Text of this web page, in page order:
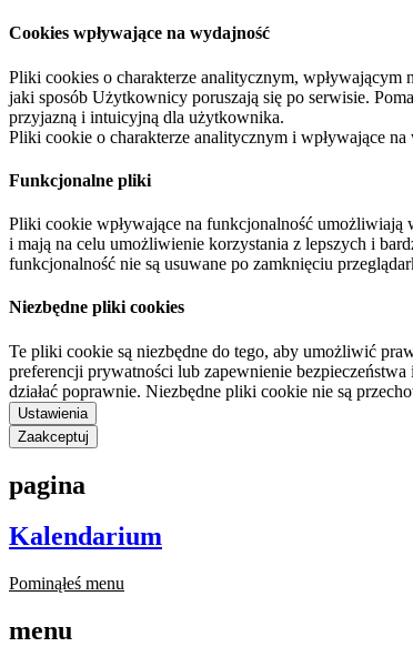
Cookies wpływające na wydajność
Pliki cookies o charakterze analitycznym,
jaki sposób Użytkownicy poruszają się po serwisie.
przyjazną i intuicyjną dla użytkownika.
Pliki cookie o charakterze analitycznym i wpływające
Funkcjonalne pliki
Pliki cookie wpływające na funkcjonalność
i mają na celu umożliwienie korzystania z lepszych i
funkcjonalność nie są usuwane po zamknięciu
Niezbędne pliki cookies
Te pliki cookie są niezbędne do tego, aby umożliwić
preferencji prywatności lub zapewnienie
działać poprawnie. Niezbędne pliki cookie nie są
Ustawienia
Zaakceptuj
pagina
Kalendarium
Pominąłeś menu
menu